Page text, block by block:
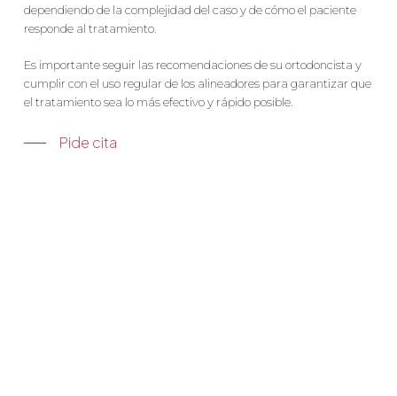
dependiendo de la complejidad del caso y de cómo el paciente
responde al tratamiento.
Es importante seguir las recomendaciones de su ortodoncista y
cumplir con el uso regular de los alineadores para garantizar que
el tratamiento sea lo más efectivo y rápido posible.
Pide cita